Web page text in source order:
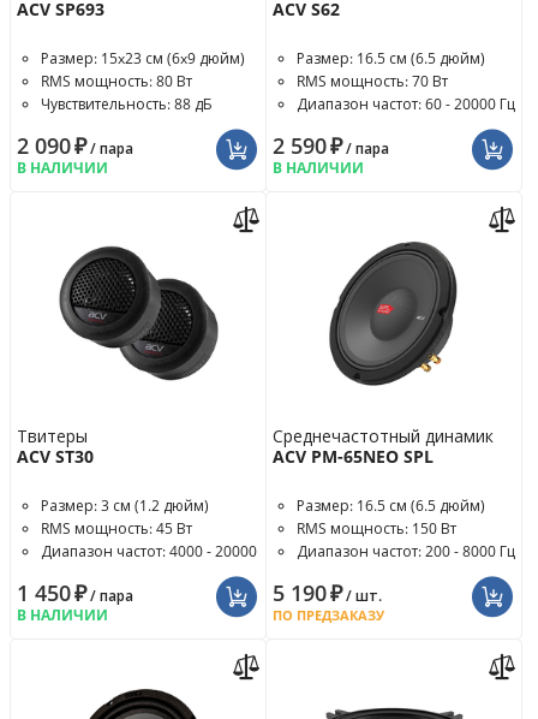
ACV SP693
Размер: 15x23 см (6x9 дюйм)
RMS мощность: 80 Вт
Чувствительность: 88 дБ
2 090₽/ пара
В НАЛИЧИИ
ACV S62
Размер: 16.5 см (6.5 дюйм)
RMS мощность: 70 Вт
Диапазон частот: 60 - 20000 Гц
2 590₽/ пара
В НАЛИЧИИ
Твитеры
ACV ST30
Размер: 3 см (1.2 дюйм)
RMS мощность: 45 Вт
Диапазон частот: 4000 - 20000
1 450₽/ пара
В НАЛИЧИИ
Среднечастотный динамик
ACV PM-65NEO SPL
Размер: 16.5 см (6.5 дюйм)
RMS мощность: 150 Вт
Диапазон частот: 200 - 8000 Гц
5 190₽/ шт.
ПО ПРЕДЗАКАЗУ